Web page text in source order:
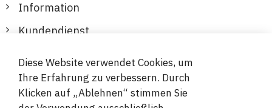
Information
Kundendienst
Sichere und bequeme Zahlungen
Diese Website verwendet Cookies, um
Ihre Erfahrung zu verbessern. Durch
Klicken auf „Ablehnen“ stimmen Sie